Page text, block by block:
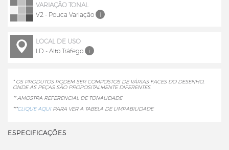
VARIAÇÃO TONAL
V2 - Pouca Variação
i
LOCAL DE USO
LD - Alto Tráfego
i
* OS PRODUTOS PODEM SER COMPOSTOS DE VÁRIAS FACES DO DESENHO,
ONDE AS PEÇAS SÃO PROPOSITALMENTE DIFERENTES.
** AMOSTRA REFERENCIAL DE TONALIDADE
***CLIQUE AQUIPARA VER A TABELA DE LIMPABILIDADE
ESPECIFICAÇÕES